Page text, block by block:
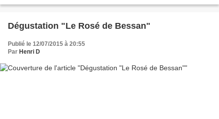
Dégustation "Le Rosé de Bessan"
Publié le 12/07/2015 à 20:55
Par Henri D